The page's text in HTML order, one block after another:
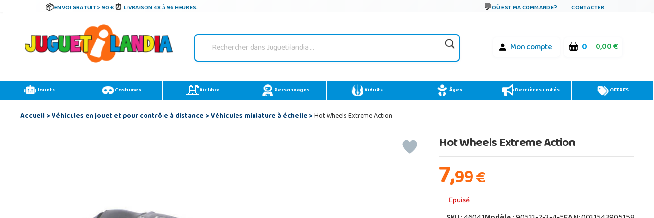
ENVOI GRATUIT > 90 € LIVRAISON 48 À 96 HEURES. OÙ EST MA COMMANDE? CONTACTER
Mon compte 0 0,00 €
Jouets Costumes Air libre Personnages Kidults Âges Dernières unités OFFRES
Accueil>Véhicules en jouet et pour contrôle à distance>Véhicules miniature à échelle>Hot Wheels Extreme Action
Hot Wheels Extreme Action
7,99€
Epuisé